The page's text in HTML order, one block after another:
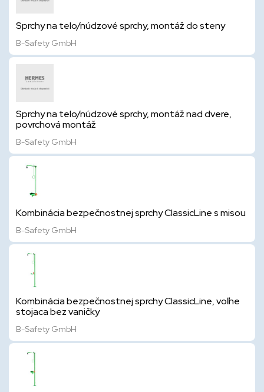
Sprchy na telo/núdzové sprchy, montáž do steny
B-Safety GmbH
Sprchy na telo/núdzové sprchy, montáž nad dvere,
povrchová montáž
B-Safety GmbH
Kombinácia bezpečnostnej sprchy ClassicLine s misou
B-Safety GmbH
Kombinácia bezpečnostnej sprchy ClassicLine, voľne
stojaca bez vaničky
B-Safety GmbH